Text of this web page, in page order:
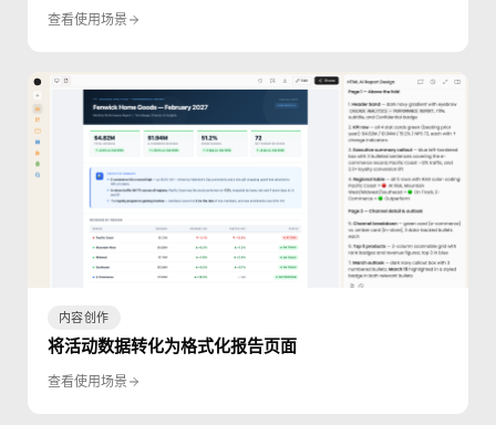
查看使用场景
内容创作
将活动数据转化为格式化报告页面
查看使用场景